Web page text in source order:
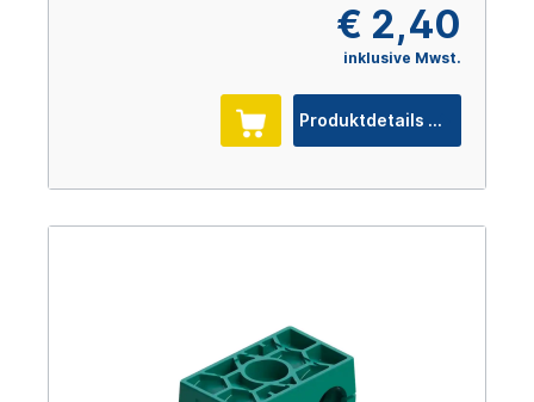
€ 2,40
inklusive Mwst.
Produktdetails